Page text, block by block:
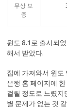
무상 보
증
윈도 8.1로 출시되
해서 받았다.
집에 가져와서 윈도
은행 홈 페이지에
걸릴 정도로 느렸지
별 문제가 없는 것